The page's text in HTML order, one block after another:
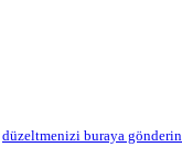
düzeltmenizi buraya gönderin